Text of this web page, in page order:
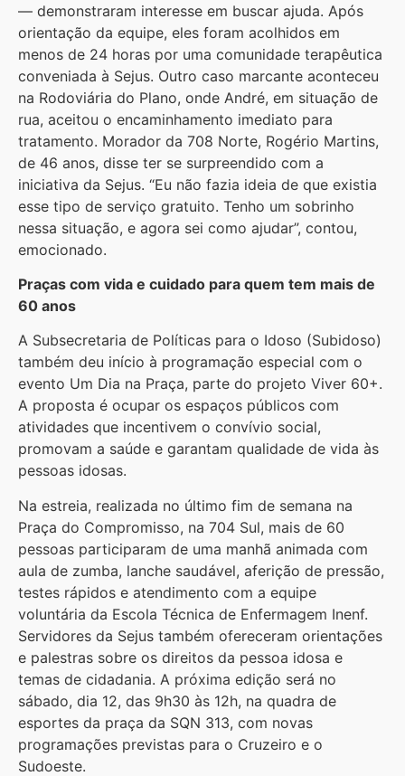
— demonstraram interesse em buscar ajuda. Após
orientação da equipe, eles foram acolhidos em
menos de 24 horas por uma comunidade terapêutica
conveniada à Sejus. Outro caso marcante aconteceu
na Rodoviária do Plano, onde André, em situação de
rua, aceitou o encaminhamento imediato para
tratamento. Morador da 708 Norte, Rogério Martins,
de 46 anos, disse ter se surpreendido com a
iniciativa da Sejus. “Eu não fazia ideia de que existia
esse tipo de serviço gratuito. Tenho um sobrinho
nessa situação, e agora sei como ajudar”, contou,
emocionado.
Praças com vida e cuidado para quem tem mais de
60 anos
A Subsecretaria de Políticas para o Idoso (Subidoso)
também deu início à programação especial com o
evento Um Dia na Praça, parte do projeto Viver 60+.
A proposta é ocupar os espaços públicos com
atividades que incentivem o convívio social,
promovam a saúde e garantam qualidade de vida às
pessoas idosas.
Na estreia, realizada no último fim de semana na
Praça do Compromisso, na 704 Sul, mais de 60
pessoas participaram de uma manhã animada com
aula de zumba, lanche saudável, aferição de pressão,
testes rápidos e atendimento com a equipe
voluntária da Escola Técnica de Enfermagem Inenf.
Servidores da Sejus também ofereceram orientações
e palestras sobre os direitos da pessoa idosa e
temas de cidadania. A próxima edição será no
sábado, dia 12, das 9h30 às 12h, na quadra de
esportes da praça da SQN 313, com novas
programações previstas para o Cruzeiro e o
Sudoeste.